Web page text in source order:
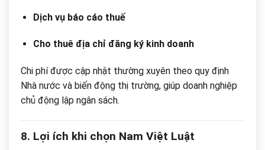
Dịch vụ báo cáo thuế
Cho thuê địa chỉ đăng ký kinh doanh
Chi phí được cập nhật thường xuyên theo quy định
Nhà nước và biến động thị trường, giúp doanh nghiệp
chủ động lập ngân sách.
8. Lợi ích khi chọn Nam Việt Luật